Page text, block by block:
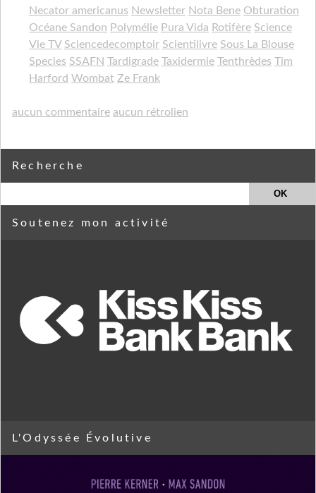
Necator americanus Newsletter Nota Bene Obturation
Océane Sandon Polymélie Pura Vida Rotifère Science
Vie TV Sciencedecomptoir Scientilivre Sous La Blouse
Species SSAFN Tardigrade Taxidermie Tenthrèdes Tim
Harford Wombat Ze Frank
aucun commentaire aucun rétrolien
Recherche
Soutenez mon activité
L'Odyssée Évolutive